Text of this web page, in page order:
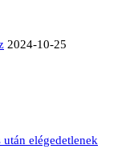
2024-10-25
elégedetlenek